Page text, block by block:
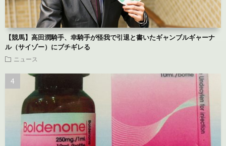
【競馬】高田潤騎手、幸騎手が怪我で引退と書いたギャンブルギャーナ
ル（サイゾー）にブチギレる
ニュース